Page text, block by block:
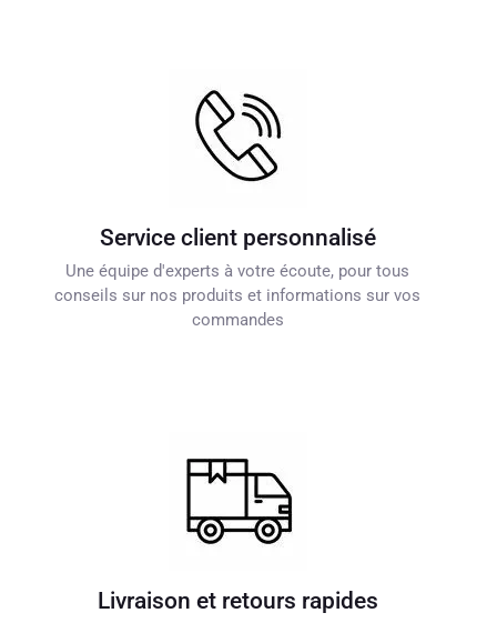
Service client personnalisé
Une équipe d'experts à votre écoute, pour tous
conseils sur nos produits et informations sur vos
commandes
Livraison et retours rapides